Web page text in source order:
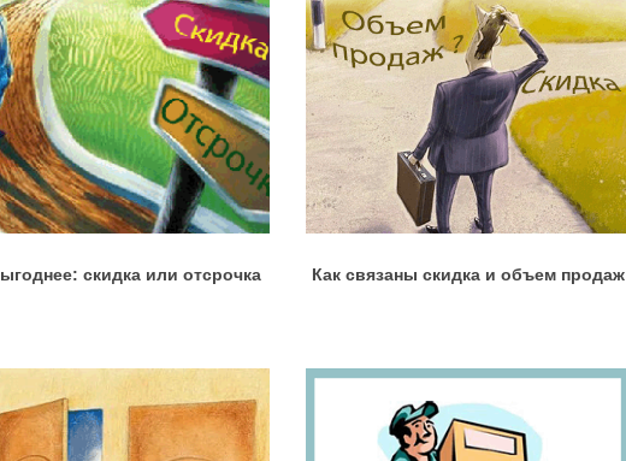
скидка или отсрочка Как связаны скидка и объем продаж